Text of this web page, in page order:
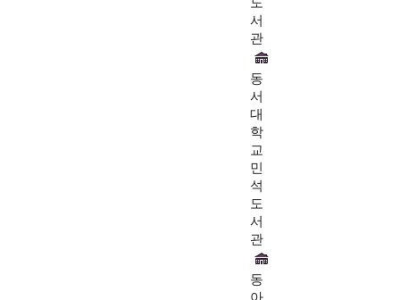
서
관
동
서
대
학
교
민
석
도
서
관
동
아